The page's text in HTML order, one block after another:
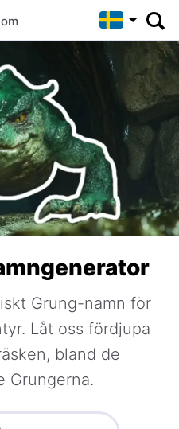
Grung-namn för
Låt oss fördjupa
bland de
Grungerna.